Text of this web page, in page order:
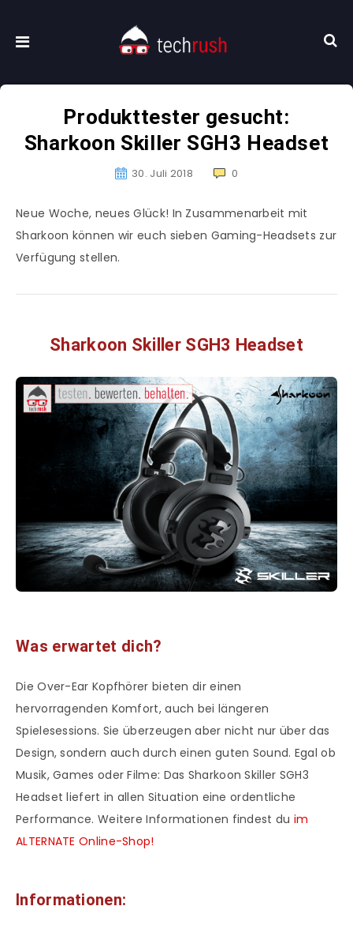
Produkttester gesucht:
Sharkoon Skiller SGH3 Headset
30. Juli 2018 0
Neue Woche, neues Glück! In Zusammenarbeit mit
Sharkoon können wir euch sieben Gaming-Headsets zur
Verfügung stellen.
Sharkoon Skiller SGH3 Headset
Was erwartet dich?
Die Over-Ear Kopfhörer bieten dir einen
hervorragenden Komfort, auch bei längeren
Spielesessions. Sie überzeugen aber nicht nur über das
Design, sondern auch durch einen guten Sound. Egal ob
Musik, Games oder Filme: Das Sharkoon Skiller SGH3
Headset liefert in allen Situation eine ordentliche
Performance. Weitere Informationen findest du im
ALTERNATE Online-Shop!
Informationen: